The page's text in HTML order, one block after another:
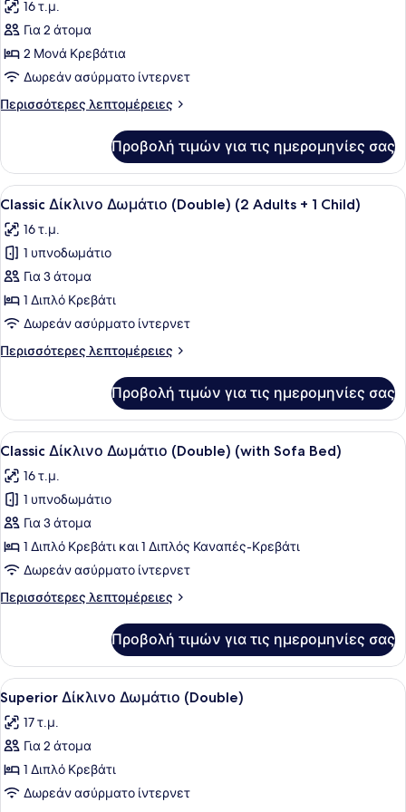
των
φωτογραφιών
για
Classic
Δίκλινο
Δωμάτιο
16 τ.μ.
Για 2 άτομα
2 Μονά Κρεβάτια
Δωρεάν ασύρματο ίντερνετ
Περισσότερες λεπτομέρειες
Περισσότερες
Δίκλινο
Δωμάτιο
(Twin)
Προβολή τιμών για τις ημερομηνίες σας
Προβολή
όλων
των
φωτογραφιών
για
Classic
Δίκλινο
(Double)
+
1
Child)
Ένα δωμάτιο ξενοδοχείου με ένα
5
Classic Δίκλινο Δωμάτιο (Double) (2 Adults + 1 Child)
16 τ.μ.
1 υπνοδωμάτιο
Για 3 άτομα
1 Διπλό Κρεβάτι
Δωρεάν ασύρματο ίντερνετ
Περισσότερες λεπτομέρειες
Περισσότερες
Δίκλινο
Δωμάτιο
(Double)
Adults
+
Child)
Προβολή τιμών για τις ημερομηνίες σας
Προβολή
όλων
των
φωτογραφιών
για
Classic
Δίκλινο
(Double)
Bed)
Ένα δωμάτιο ξενοδοχείου με δύο
5
Classic Δίκλινο Δωμάτιο (Double) (with Sofa Bed)
16 τ.μ.
1 υπνοδωμάτιο
Για 3 άτομα
1 Διπλό Κρεβάτι και 1 Διπλός Καναπές-Κρεβάτι
Δωρεάν ασύρματο ίντερνετ
Περισσότερες λεπτομέρειες
Περισσότερες
Δίκλινο
Δωμάτιο
(Double)
(with
Sofa
Bed)
Προβολή τιμών για τις ημερομηνίες σας
Προβολή
όλων
των
φωτογραφιών
για
Superior
Ένα δωμάτιο ξενοδοχείου με ένα
5
Superior Δίκλινο Δωμάτιο (Double)
17 τ.μ.
Για 2 άτομα
1 Διπλό Κρεβάτι
Δωρεάν ασύρματο ίντερνετ